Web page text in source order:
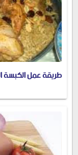
طريقة عمل الكبسة